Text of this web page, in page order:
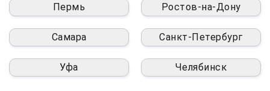
Пермь Ростов-на-Дону
Самара Санкт-Петербург
Уфа Челябинск